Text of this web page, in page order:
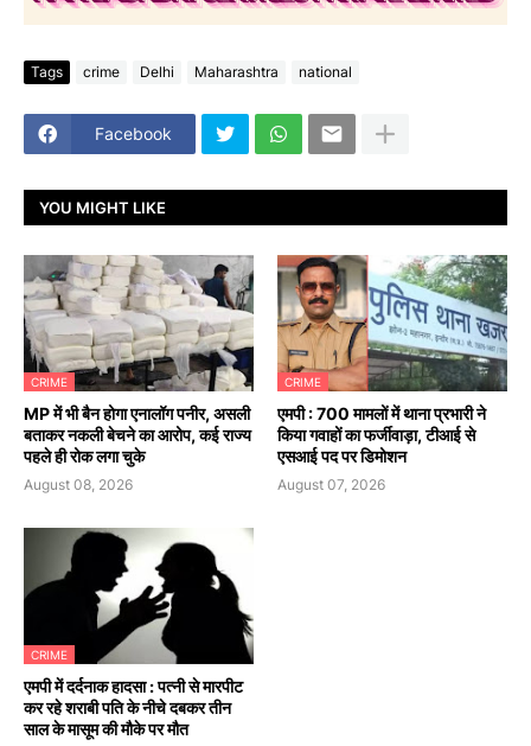
Tags crime Delhi Maharashtra national
Facebook
YOU MIGHT LIKE
CRIME
MP में भी बैन होगा एनालॉग पनीर, असली
बताकर नकली बेचने का आरोप, कई राज्य
पहले ही रोक लगा चुके
August 08, 2026
CRIME
एमपी : 700 मामलों में थाना प्रभारी ने
किया गवाहों का फर्जीवाड़ा, टीआई से
एसआई पद पर डिमोशन
August 07, 2026
CRIME
एमपी में दर्दनाक हादसा : पत्नी से मारपीट
कर रहे शराबी पति के नीचे दबकर तीन
साल के मासूम की मौके पर मौत